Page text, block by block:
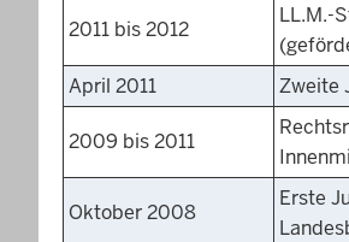
2011 bis 2012
LL.M.-
April 2011
Zweite
2009 bis 2011
Oktober 2008
Erste